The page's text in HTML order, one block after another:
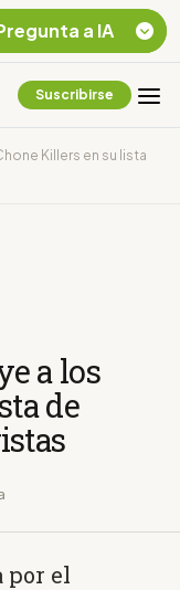
Suscribirse
Killers en su lista
a los
de
por el
a IA
Chevron Ecuador